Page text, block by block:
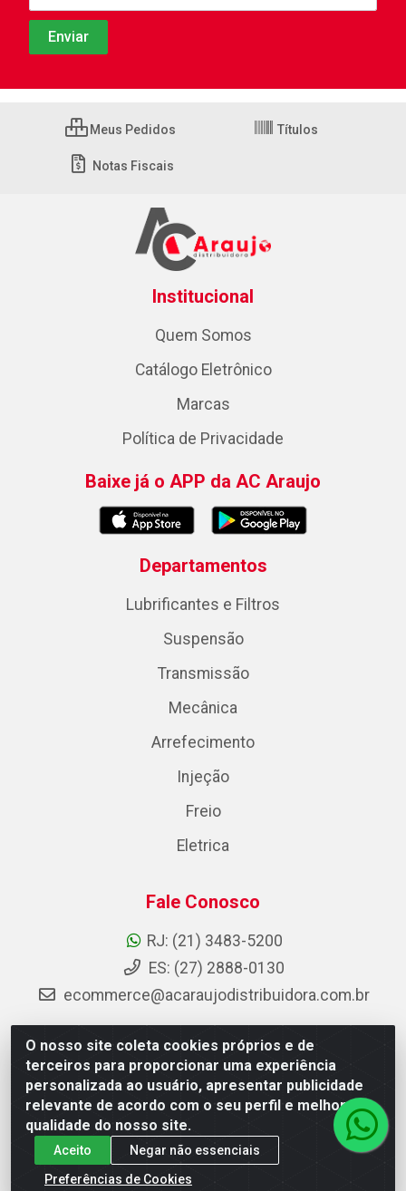
O nosso site coleta cookies próprios e de
terceiros para proporcionar uma experiência
personalizada ao usuário, apresentar publicidade
relevante de acordo com o seu perfil e melhorar a
qualidade do nosso site.
Aceito
Negar não essenciais
Preferências de Cookies
Meus Pedidos Títulos
Notas Fiscais
Institucional
Quem Somos
Catálogo Eletrônico
Marcas
Política de Privacidade
Baixe já o APP da AC Araujo
Departamentos
Lubrificantes e Filtros
Suspensão
Transmissão
Mecânica
Arrefecimento
Injeção
Freio
Eletrica
Fale Conosco
RJ: (21) 3483-5200
ES: (27) 2888-0130
ecommerce@acaraujodistribuidora.com.br
AC Araujo Distribuidora - Rua Carneiro de Campos, 42 -
São Cristóvão, Rio de Janeiro/RJ - CEP 20.920-410 -
CNPJ 08.744.753/0003-85